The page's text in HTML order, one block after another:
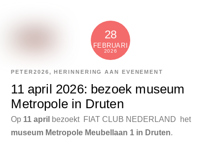
28
FEBRUARI
2026
11 april 2026: bezoek museum
Metropole in Druten
PETER2026,HERINNERING AAN EVENEMENT
Op 11 april bezoekt FIAT CLUB NEDERLAND het
museum Metropole Meubellaan 1 in Druten.